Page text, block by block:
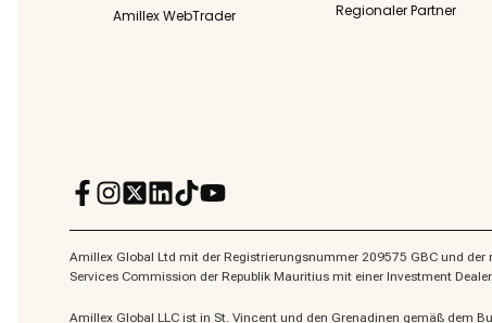
Amillex WebTrader
Regionaler Partner
Amillex Global Ltd mit der Registrierungsnummer 209575 GBC und der
Services Commission der Republik Mauritius mit einer Investment
Amillex Global LLC ist in St. Vincent und den Grenadinen gemäß dem